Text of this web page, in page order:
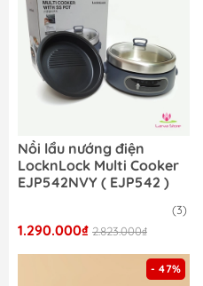
Nồi lẩu nướng điện
LocknLock Multi Cooker
EJP542NVY ( EJP542 )
1.290.000₫ 2.823.000₫
(3)
- 47%